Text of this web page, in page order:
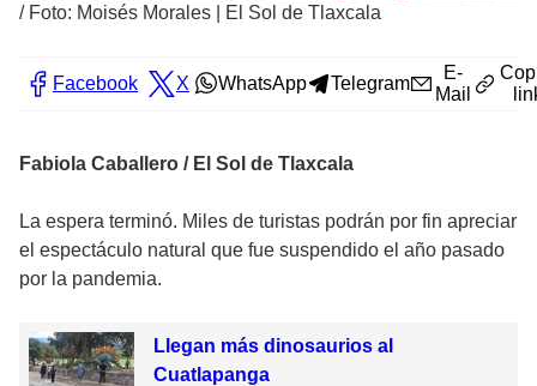
/ Foto: Moisés Morales | El Sol de Tlaxcala
Facebook X WhatsApp Telegram
E-
Mail
Fabiola Caballero / El Sol de Tlaxcala
La espera terminó. Miles de turistas podrán por fin apreciar
el espectáculo natural que fue suspendido el año pasado
por la pandemia.
Llegan más dinosaurios al
Cuatlapanga